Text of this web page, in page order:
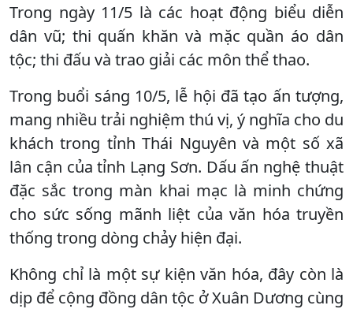
Trong ngày 11/5 là các hoạt động biểu diễn
dân vũ; thi quấn khăn và mặc quần áo dân
tộc; thi đấu và trao giải các môn thể thao.
Trong buổi sáng 10/5, lễ hội đã tạo ấn tượng,
mang nhiều trải nghiệm thú vị, ý nghĩa cho du
khách trong tỉnh Thái Nguyên và một số xã
lân cận của tỉnh Lạng Sơn. Dấu ấn nghệ thuật
đặc sắc trong màn khai mạc là minh chứng
cho sức sống mãnh liệt của văn hóa truyền
thống trong dòng chảy hiện đại.
Không chỉ là một sự kiện văn hóa, đây còn là
dịp để cộng đồng dân tộc ở Xuân Dương cùng